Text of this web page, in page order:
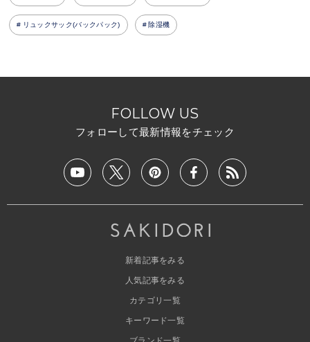
リュックサック(バックパック) 除湿機
FOLLOW US
フォローして最新情報をチェック
新着記事をみる
人気記事をみる
カテゴリ一覧
キーワード一覧